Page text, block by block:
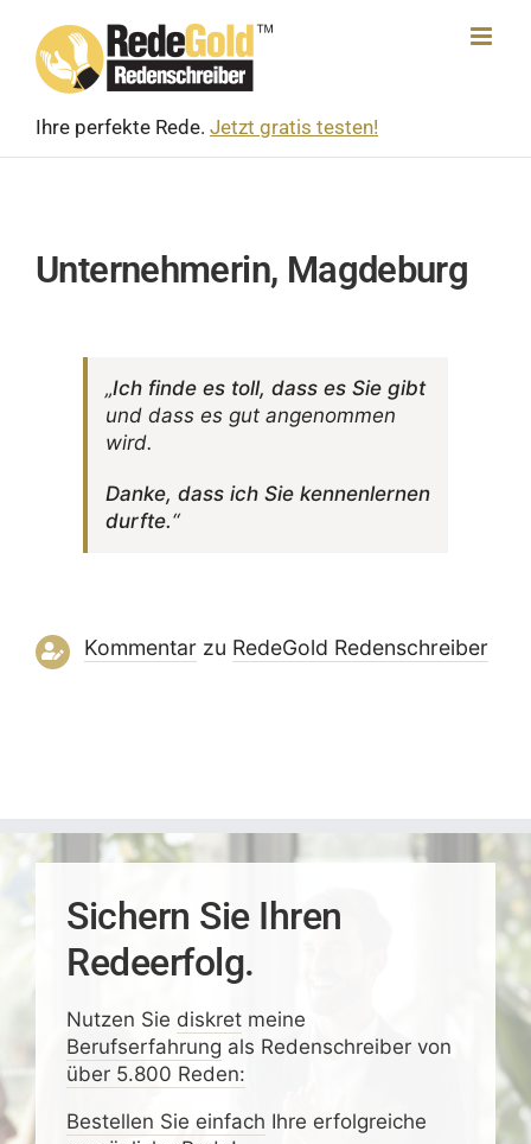
content
Ihre perfekte Rede. Jetzt gratis testen!
Unternehmerin, Magdeburg
„Ich finde es toll, dass es Sie gibt
und dass es gut ange­nommen
wird.
Danke, dass ich Sie kennen­lernen
durfte.“
Kommentarzu RedeGold Reden­schreiber
Sichern Sie Ihren
Redeerfolg.
Nutzen Sie diskretmeine
Berufserfahrung als Redenschreiber von
über 5.800 Reden:
Bestellen Sie einfach Ihre erfolgreiche